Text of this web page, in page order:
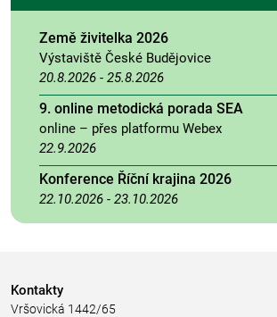
Země živitelka 2026
Výstaviště České Budějovice
20.8.2026 - 25.8.2026
9. online metodická porada SEA
online – přes platformu Webex
22.9.2026
Konference Říční krajina 2026
22.10.2026 - 23.10.2026
Kontakty
Vršovická 1442/65